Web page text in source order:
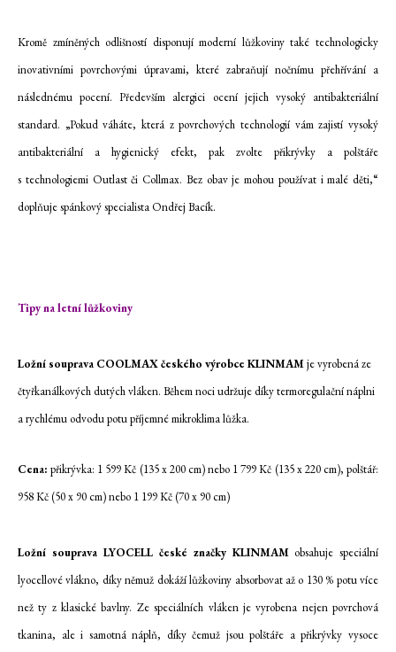
Kromě zmíněných odlišností disponují moderní lůžkoviny také technologicky
inovativními povrchovými úpravami, které zabraňují nočnímu přehřívání a
následnému pocení. Především alergici ocení jejich vysoký antibakteriální
standard. „Pokud váháte, která z povrchových technologií vám zajistí vysoký
antibakteriální a hygienický efekt, pak zvolte přikrývky a polštáře
s technologiemi Outlast či Collmax. Bez obav je mohou používat i malé děti,“
doplňuje spánkový specialista Ondřej Bacík.
Tipy na letní lůžkoviny
Ložní souprava COOLMAX českého výrobce KLINMAMje vyrobená ze
čtyřkanálkových dutých vláken. Během noci udržuje díky termoregulační náplni
a rychlému odvodu potu příjemné mikroklima lůžka.
Cena:přikrývka: 1 599 Kč (135 x 200 cm) nebo 1 799 Kč (135 x 220 cm), polštář:
958 Kč (50 x 90 cm) nebo 1 199 Kč (70 x 90 cm)
Ložní souprava LYOCELL české značky KLINMAM obsahuje speciální
lyocellové vlákno, díky němuž dokáží lůžkoviny absorbovat až o 130 % potu více
než ty z klasické bavlny. Ze speciálních vláken je vyrobena nejen povrchová
tkanina, ale i samotná náplň, díky čemuž jsou polštáře a přikrývky vysoce